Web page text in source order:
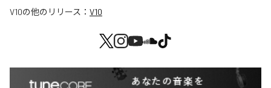
V10の他のリリース： V10